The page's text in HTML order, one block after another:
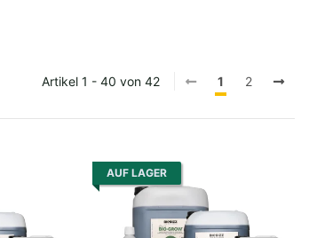
Artikel 1 - 40 von 42 1 2
AUF LAGER